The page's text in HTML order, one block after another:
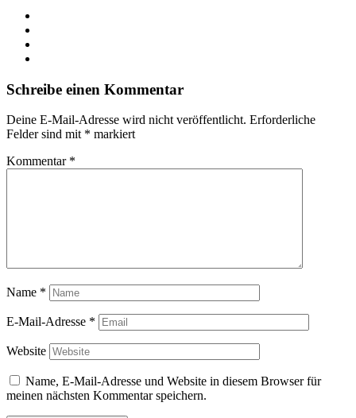
Schreibe einen Kommentar
Deine E-Mail-Adresse wird nicht veröffentlicht. Erforderliche
Felder sind mit * markiert
Kommentar *
Name *
E-Mail-Adresse *
Website
Name, E-Mail-Adresse und Website in diesem Browser für
meinen nächsten Kommentar speichern.